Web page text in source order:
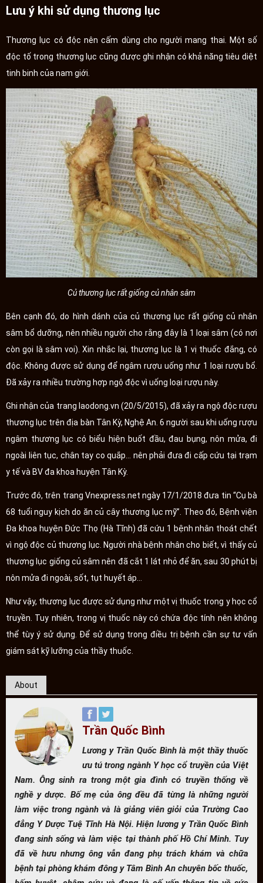
Lưu ý khi sử dụng thương lục
Thương lục có độc nên cấm dùng cho người mang thai. Một số
độc tố trong thương lục cũng được ghi nhận có khả năng tiêu diệt
tinh binh của nam giới.
Củ thương lục rất giống củ nhân sâm
Bên cạnh đó, do hình dánh của củ thương lục rất giống củ nhân
sâm bổ dưỡng, nên nhiều người cho rằng đây là 1 loại sâm (có nơi
còn gọi là sâm voi). Xin nhắc lại, thương lục là 1 vị thuốc đắng, có
độc. Không được sử dụng để ngâm rượu uống như 1 loại rượu bổ.
Đã xảy ra nhiều trường hợp ngộ độc vì uống loại rượu này.
Ghi nhận của trang laodong.vn (20/5/2015), đã xảy ra ngộ độc rượu
thương lục trên địa bàn Tân Kỳ, Nghệ An. 6 người sau khi uống rượu
ngâm thương lục có biểu hiện buốt đầu, đau bụng, nôn mửa, đi
ngoài liên tục, chân tay co quắp... nên phải đưa đi cấp cứu tại trạm
y tế và BV đa khoa huyện Tân Kỳ.
Trước đó, trên trang Vnexpress.net ngày 17/1/2018 đưa tin “Cụ bà
68 tuổi nguy kịch do ăn củ cây thương lục mỹ”. Theo đó, Bệnh viện
Đa khoa huyện Đức Thọ (Hà Tĩnh) đã cứu 1 bệnh nhân thoát chết
vì ngộ độc củ thương lục. Người nhà bệnh nhân cho biết, vì thấy củ
thương lục giống củ sâm nên đã cắt 1 lát nhỏ để ăn, sau 30 phút bị
nôn mửa đi ngoài, sốt, tụt huyết áp…
Như vậy, thương lục được sử dụng như một vị thuốc trong y học cổ
truyền. Tuy nhiên, trong vị thuốc này có chứa độc tính nên không
thể tùy ý sử dụng. Để sử dụng trong điều trị bệnh cần sự tư vấn
giám sát kỹ lưỡng của thầy thuốc.
About
Trần Quốc Bình
Lương y Trần Quốc Bình là một thầy thuốc
ưu tú trong ngành Y học cổ truyền của Việt
Nam. Ông sinh ra trong một gia đình có truyền thống về
nghề y dược. Bố mẹ của ông đều đã từng là những người
làm việc trong ngành và là giảng viên giỏi của Trường Cao
đẳng Y Dược Tuệ Tĩnh Hà Nội. Hiện lương y Trần Quốc Bình
đang sinh sống và làm việc tại thành phố Hồ Chí Minh. Tuy
đã về hưu nhưng ông vẫn đang phụ trách khám và chữa
bệnh tại phòng khám đông y Tâm Bình An chuyên bốc thuốc,